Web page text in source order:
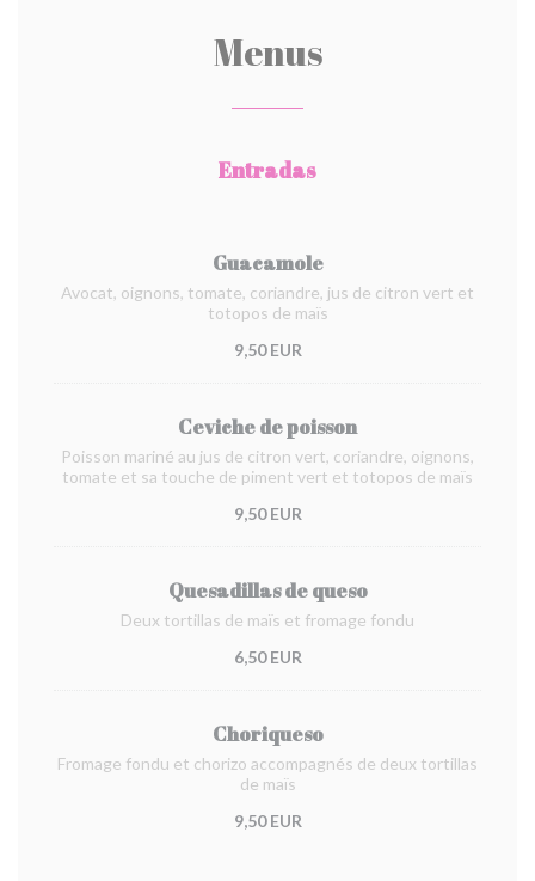
Menus
Entradas
Guacamole
Avocat, oignons, tomate, coriandre, jus de citron vert et
totopos de maïs
9,50 EUR
Ceviche de poisson
Poisson mariné au jus de citron vert, coriandre, oignons,
tomate et sa touche de piment vert et totopos de maïs
9,50 EUR
Quesadillas de queso
Deux tortillas de maïs et fromage fondu
6,50 EUR
Choriqueso
Fromage fondu et chorizo accompagnés de deux tortillas
de maïs
9,50 EUR